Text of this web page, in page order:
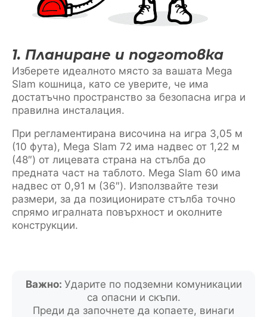
1. Планиране и подготовка
Изберете идеалното място за вашата Mega
Slam кошница, като се уверите, че има
достатъчно пространство за безопасна игра и
правилна инсталация.
При регламентирана височина на игра 3,05 м
(10 фута), Mega Slam 72 има надвес от 1,22 м
(48″) от лицевата страна на стълба до
предната част на таблото. Mega Slam 60 има
надвес от 0,91 м (36″). Използвайте тези
размери, за да позиционирате стълба точно
спрямо игралната повърхност и околните
конструкции.
Важно: Ударите по подземни комуникации
са опасни и скъпи.
Преди да започнете да копаете, винаги